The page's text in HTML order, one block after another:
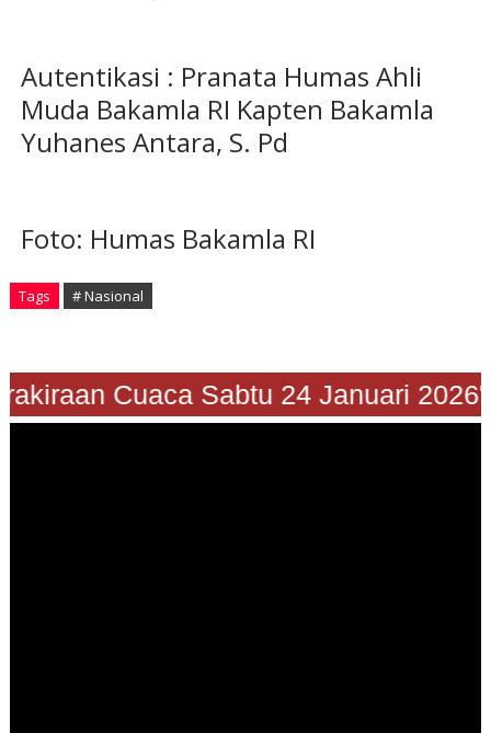
Autentikasi : Pranata Humas Ahli
Muda Bakamla RI Kapten Bakamla
Yuhanes Antara, S. Pd
Foto: Humas Bakamla RI
Tags # Nasional
Cuaca Sabtu 24 Januari